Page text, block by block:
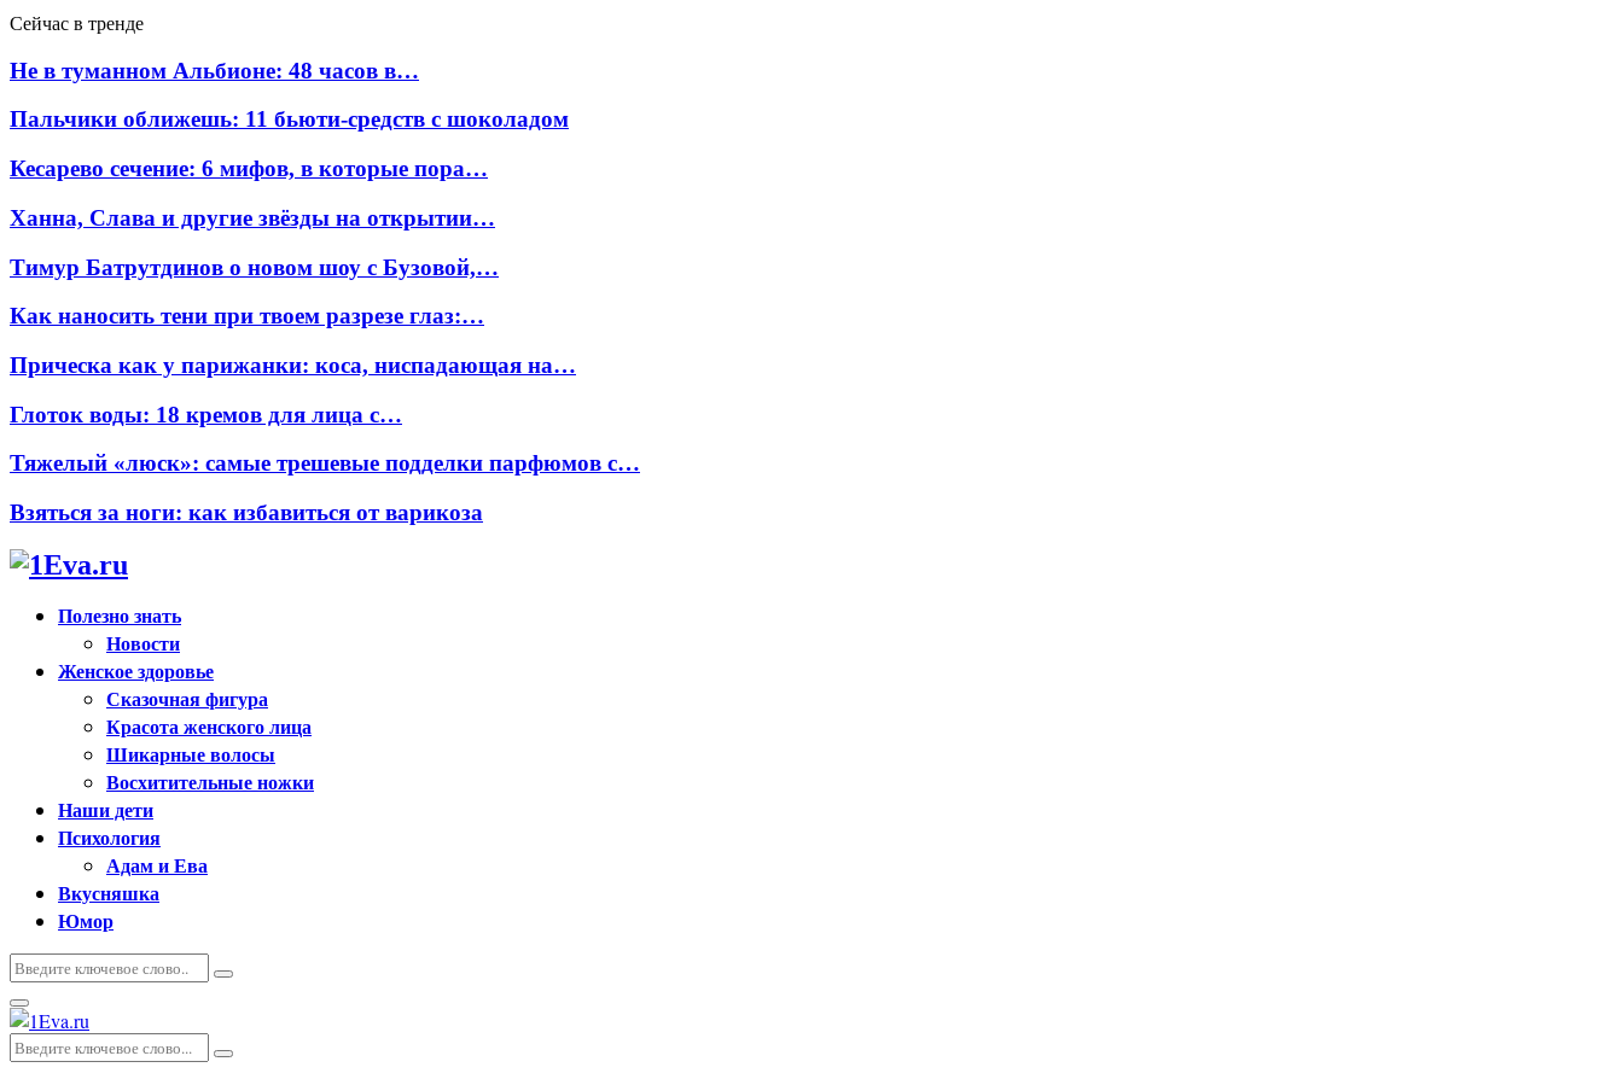
Сейчас в тренде
Не в туманном Альбионе: 48 часов в…
Пальчики оближешь: 11 бьюти-средств с шоколадом
Кесарево сечение: 6 мифов, в которые пора…
Ханна, Слава и другие звёзды на открытии…
Тимур Батрутдинов о новом шоу с Бузовой,…
Как наносить тени при твоем разрезе глаз:…
Прическа как у парижанки: коса, ниспадающая на…
Глоток воды: 18 кремов для лица с…
Тяжелый «люск»: самые трешевые подделки парфюмов с…
Взяться за ноги: как избавиться от варикоза
Полезно знать
Новости
Женское здоровье
Сказочная фигура
Красота женского лица
Шикарные волосы
Восхитительные ножки
Наши дети
Психология
Адам и Ева
Вкусняшка
Юмор
Искать:
Поиск
Основное
меню
Искать:
Поиск